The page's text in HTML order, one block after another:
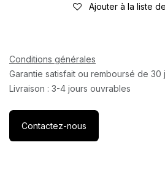
Ajouter à la liste
Conditions générales
Garantie satisfait ou remboursé de 30
Livraison : 3-4 jours ouvrables
Contactez-nous